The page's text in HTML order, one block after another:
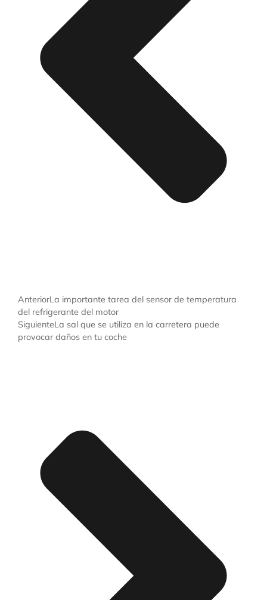
AnteriorLa importante tarea del sensor de temperatura
del refrigerante del motor
SiguienteLa sal que se utiliza en la carretera puede
provocar daños en tu coche